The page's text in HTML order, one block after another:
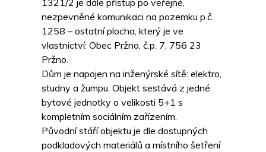
1321/2 je dále přístup po veřejné,
nezpevněné komunikaci na pozemku p.č.
1258 – ostatní plocha, který je ve
vlastnictví: Obec Pržno, č.p. 7, 756 23
Pržno.
Dům je napojen na inženýrské sítě: elektro,
studny a žumpu. Objekt sestává z jedné
bytové jednotky o velikosti 5+1 s
kompletním sociálním zařízením.
Původní stáří objektu je dle dostupných
podkladových materiálů a místního šetření